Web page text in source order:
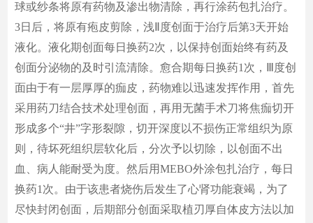
球或纱条将原有药物及渗出物清除，再行涂药包扎治疗。
3日后，将原有疱皮剪除，浅Ⅱ度创面于治疗后第3天开始
液化。液化期创面每日换药2次，以保持创面始终有药及
创面分泌物的及时引流清除。愈合期每日换药1次，Ⅲ度创
面由于有一层厚厚的痂皮，药物难以迅速发挥作用，首先
采用药刀结合技术处理创面，再用无菌手术刀将焦痂切开
形成多个“井”字形裂隙，切开深度以不损伤正常组织为原
则，待坏死组织层软化后，分次予以切除，以创面不出
血、病人能耐受为度。然后用MEBO外涂包扎治疗，每日
换药1次。由于该患者烧伤后发生了心肾功能衰竭，为了
尽快封闭创面，后期部分创面采取植刃厚自体皮方法以加